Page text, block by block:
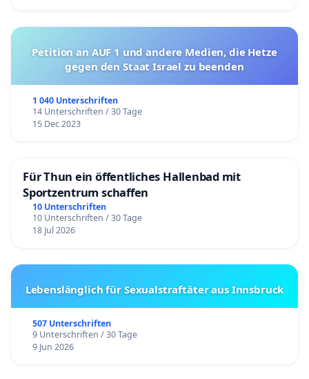
Petition an AUF 1 und andere Medien, die Hetze
gegen den Staat Israel zu beenden
1 040 Unterschriften
14 Unterschriften / 30 Tage
15 Dec 2023
Für Thun ein öffentliches Hallenbad mit
Sportzentrum schaffen
10 Unterschriften
10 Unterschriften / 30 Tage
18 Jul 2026
Lebenslänglich für Sexualstraftäter aus Innsbruck
507 Unterschriften
9 Unterschriften / 30 Tage
9 Jun 2026